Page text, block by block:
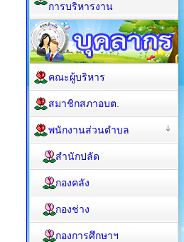
การบริหารงาน
คณะผู้บริหาร
สมาชิกสภาอบต.
พนักงานส่วนตำบล
สำนักปลัด
กองคลัง
กองช่าง
กองการศึกษาฯ